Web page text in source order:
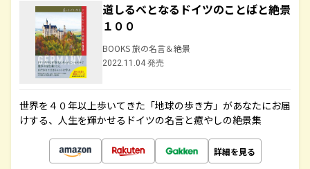
道しるべとなるドイツのことばと絶景
１００
BOOKS 旅の名言＆絶景
2022.11.04 発売
世界を４０年以上歩いてきた「地球の歩き方」があなたにお届
けする、人生を輝かせるドイツの名言と癒やしの絶景集
詳細を見る